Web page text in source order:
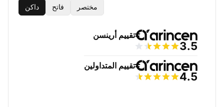
مختصر فاتح داكن